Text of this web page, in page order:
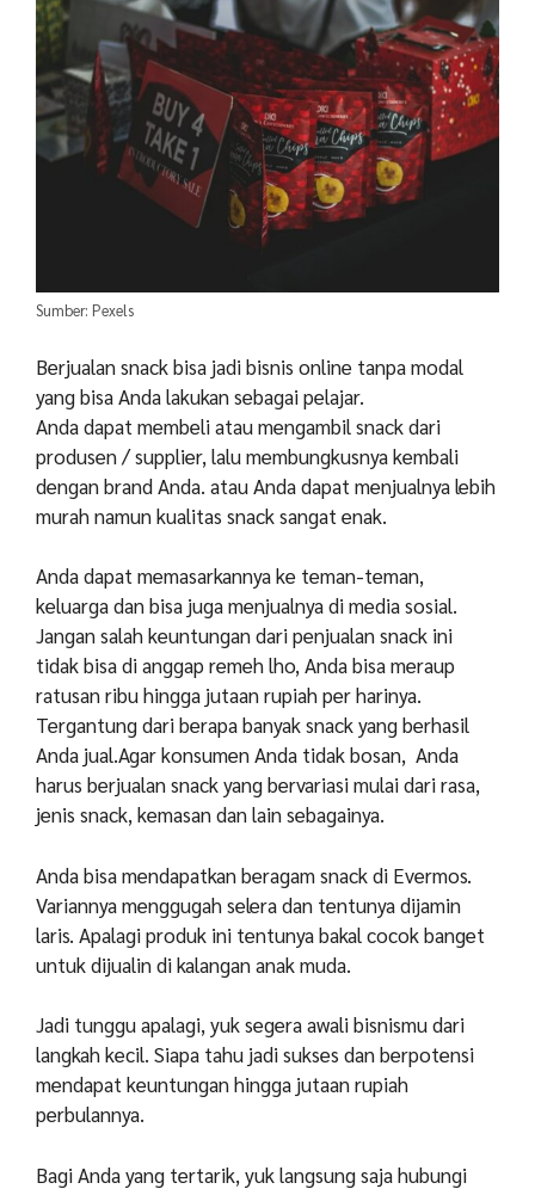
Sumber: Pexels
Berjualan snack bisa jadi bisnis online tanpa modal
yang bisa Anda lakukan sebagai pelajar.
Anda dapat membeli atau mengambil snack dari
produsen / supplier, lalu membungkusnya kembali
dengan brand Anda. atau Anda dapat menjualnya lebih
murah namun kualitas snack sangat enak.
Anda dapat memasarkannya ke teman-teman,
keluarga dan bisa juga menjualnya di media sosial.
Jangan salah keuntungan dari penjualan snack ini
tidak bisa di anggap remeh lho, Anda bisa meraup
ratusan ribu hingga jutaan rupiah per harinya.
Tergantung dari berapa banyak snack yang berhasil
Anda jual.Agar konsumen Anda tidak bosan, Anda
harus berjualan snack yang bervariasi mulai dari rasa,
jenis snack, kemasan dan lain sebagainya.
Anda bisa mendapatkan beragam snack di Evermos.
Variannya menggugah selera dan tentunya dijamin
laris. Apalagi produk ini tentunya bakal cocok banget
untuk dijualin di kalangan anak muda.
Jadi tunggu apalagi, yuk segera awali bisnismu dari
langkah kecil. Siapa tahu jadi sukses dan berpotensi
mendapat keuntungan hingga jutaan rupiah
perbulannya.
Bagi Anda yang tertarik, yuk langsung saja hubungi